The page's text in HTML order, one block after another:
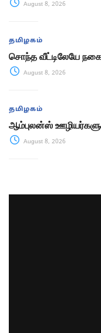
August 8, 2026
தமிழகம்
சொந்த வீட்டிலேயே நகை
August 8, 2026
தமிழகம்
ஆம்புலன்ஸ்
August 8, 2026